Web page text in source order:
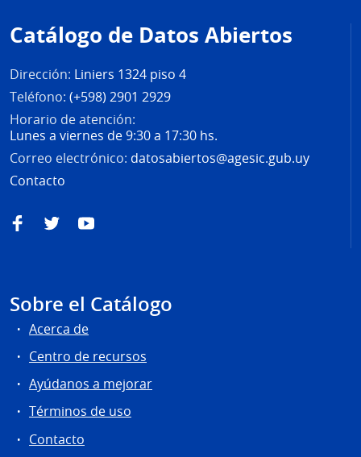
de
página
Catálogo de Datos Abiertos
Dirección: Liniers 1324 piso 4
Teléfono: (+598) 2901 2929
Horario de atención:
Lunes a viernes de 9:30 a 17:30 hs.
Correo electrónico: datosabiertos@agesic.gub.uy
Contacto
FacebookTwitterYouTube
Sobre el Catálogo
Acerca de
Centro de recursos
Ayúdanos a mejorar
Términos de uso
Contacto